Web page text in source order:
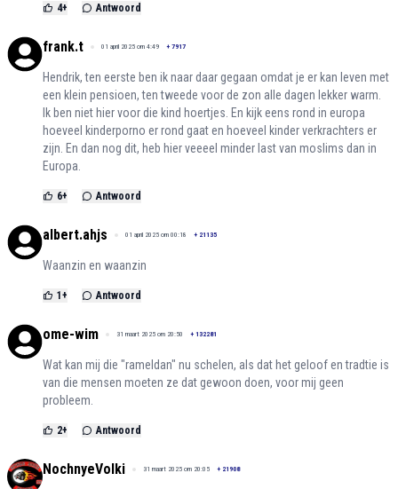
4+ Antwoord
frank.t 01 april 2025 om 4:49 + 7917
Hendrik, ten eerste ben ik naar daar gegaan omdat je er kan leven met
een klein pensioen, ten tweede voor de zon alle dagen lekker warm.
Ik ben niet hier voor die kind hoertjes. En kijk eens rond in europa
hoeveel kinderporno er rond gaat en hoeveel kinder verkrachters er
zijn. En dan nog dit, heb hier veeeel minder last van moslims dan in
Europa.
6+ Antwoord
albert.ahjs 01 april 2025 om 00:18 + 21135
Waanzin en waanzin
1+ Antwoord
ome-wim 31 maart 2025 om 20:50 + 132281
Wat kan mij die "rameldan" nu schelen, als dat het geloof en tradtie is
van die mensen moeten ze dat gewoon doen, voor mij geen
probleem.
2+ Antwoord
NochnyeVolki 31 maart 2025 om 20:05 + 21908